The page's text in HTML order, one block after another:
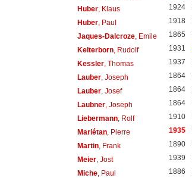
Huber, Klaus 1924
Huber, Paul 1918
Jaques-Dalcroze, Emile 1865
Kelterborn, Rudolf 1931
Kessler, Thomas 1937
Lauber, Joseph 1864
Lauber, Josef 1864
Laubner, Joseph 1864
Liebermann, Rolf 1910
Mariétan, Pierre 1935
Martin, Frank 1890
Meier, Jost 1939
Miche, Paul 1886